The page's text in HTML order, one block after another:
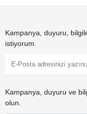
Kampanya, duyuru,
istiyorum.
Kampanya, duyuru ve
olun.